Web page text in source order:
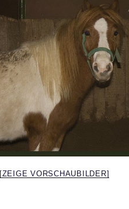
[ZEIGE VORSCHAUBILDER]